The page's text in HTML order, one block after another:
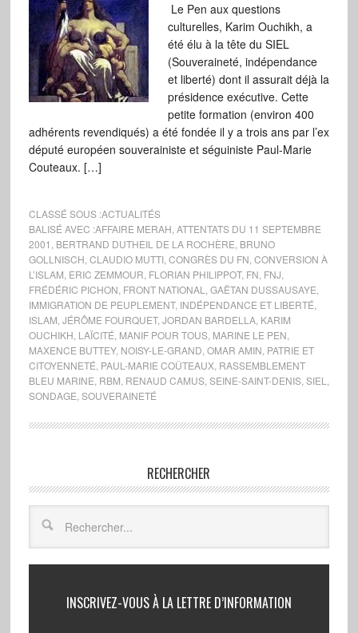
Le Pen aux questions
culturelles, Karim Ouchikh, a
été élu à la tête du SIEL
(Souveraineté, indépendance
et liberté) dont il assurait déjà la
présidence exécutive. Cette
petite formation (environ 400
adhérents revendiqués) a été fondée il y a trois ans par l’ex
député européen souverainiste et séguiniste Paul-Marie
Couteaux. […]
CLASSÉ SOUS :ACTUALITÉS
BALISÉ AVEC :AFFAIRE MERAH ATTENTATS DU 11 SEPTEMBRE
2001 BERTRAND DUTHEIL DE LA ROCHÈRE BRUNO
GOLLNISCH CLAUDIO MUTTI, CONGRÈS DU FN CONVERSION À
L’ISLAM ERIC ZEMMOUR FLORIAN PHILIPPOT, FN FNJ
FRÉDÉRIC PICHON FRONT NATIONAL GAËTAN DUSSAUSAYE
IMMIGRATION DE PEUPLEMENT, INDÉPENDANCE ET LIBERTÉ
ISLAM JÉRÔME FOURQUET, JORDAN BARDELLA, KARIM
OUCHIKH LAÏCITÉ MANIF POUR TOUS, MARINE LE PEN
MAXENCE BUTTEY, NOISY-LE-GRAND OMAR AMIN PATRIE ET
CITOYENNETÉ PAUL-MARIE COÛTEAUX, RASSEMBLEMENT
BLEU MARINE RBM RENAUD CAMUS, SEINE-SAINT-DENIS, SIEL
SONDAGE SOUVERAINETÉ
RECHERCHER
INSCRIVEZ-VOUS À LA LETTRE D’INFORMATION